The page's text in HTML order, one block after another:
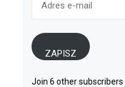
ZAPISZ
Join 6 other subscribers